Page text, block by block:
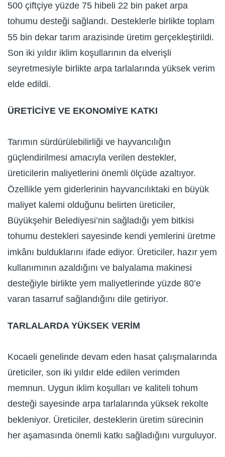
500 çiftçiye yüzde 75 hibeli 22 bin paket arpa
tohumu desteği sağlandı. Desteklerle birlikte toplam
55 bin dekar tarım arazisinde üretim gerçekleştirildi.
Son iki yıldır iklim koşullarının da elverişli
seyretmesiyle birlikte arpa tarlalarında yüksek verim
elde edildi.
ÜRETİCİYE VE EKONOMİYE KATKI
Tarımın sürdürülebilirliği ve hayvancılığın
güçlendirilmesi amacıyla verilen destekler,
üreticilerin maliyetlerini önemli ölçüde azaltıyor.
Özellikle yem giderlerinin hayvancılıktaki en büyük
maliyet kalemi olduğunu belirten üreticiler,
Büyükşehir Belediyesi’nin sağladığı yem bitkisi
tohumu destekleri sayesinde kendi yemlerini üretme
imkânı bulduklarını ifade ediyor. Üreticiler, hazır yem
kullanımının azaldığını ve balyalama makinesi
desteğiyle birlikte yem maliyetlerinde yüzde 80’e
varan tasarruf sağlandığını dile getiriyor.
TARLALARDA YÜKSEK VERİM
Kocaeli genelinde devam eden hasat çalışmalarında
üreticiler, son iki yıldır elde edilen verimden
memnun. Uygun iklim koşulları ve kaliteli tohum
desteği sayesinde arpa tarlalarında yüksek rekolte
bekleniyor. Üreticiler, desteklerin üretim sürecinin
her aşamasında önemli katkı sağladığını vurguluyor.